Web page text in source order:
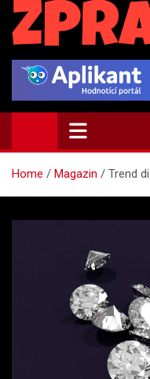
INFO-
Zpravodajství | Press |
Home Magazin Trend